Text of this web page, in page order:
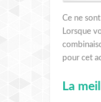
Ce ne
Lorsque
pour cet
La